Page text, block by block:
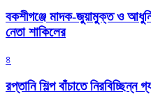
বকশীগঞ্জে মাদক-জুয়ামুক্ত ও
নেতা শাকিলের
৪
রপ্তানি শিল্প বাঁচাতে নিরবিচ্ছিন্ন